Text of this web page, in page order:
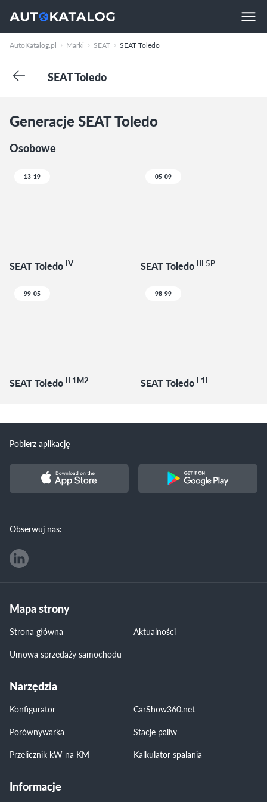
AutoKatalog.pl Marki SEAT SEAT Toledo
SEAT Toledo
Generacje SEAT Toledo
Osobowe
13-19
SEAT Toledo IV
05-09
SEAT Toledo III 5P
99-05
SEAT Toledo II 1M2
98-99
SEAT Toledo I 1L
Pobierz aplikację
Obserwuj nas:
Mapa strony
Strona główna
Aktualności
Umowa sprzedaży samochodu
Narzędzia
Konfigurator
CarShow360.net
Porównywarka
Stacje paliw
Przelicznik kW na KM
Kalkulator spalania
Informacje